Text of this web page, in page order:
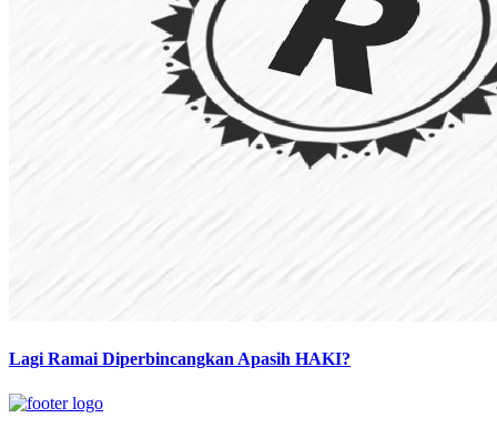
Lagi Ramai Diperbincangkan Apasih HAKI?